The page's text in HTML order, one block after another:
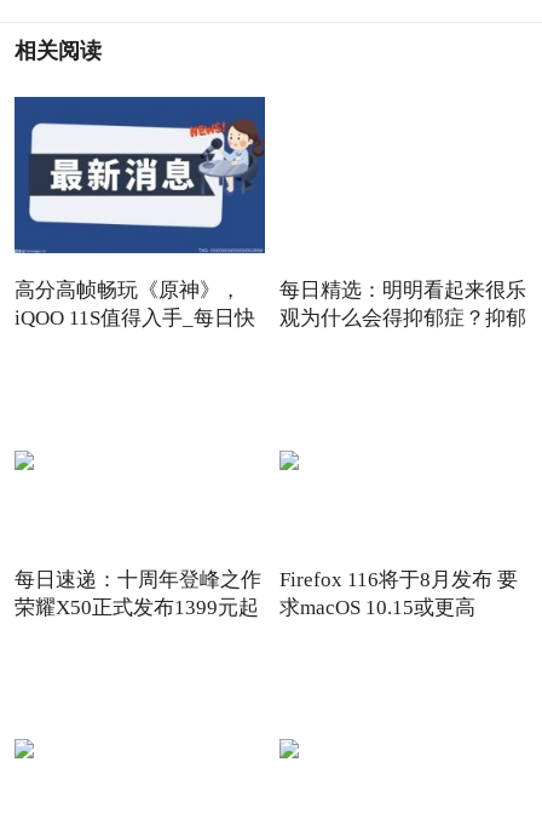
相关阅读
高分高帧畅玩《原神》，
iQOO 11S值得入手_每日快
每日精选：明明看起来很乐
观为什么会得抑郁症？抑郁
每日速递：十周年登峰之作
荣耀X50正式发布1399元起
Firefox 116将于8月发布 要
求macOS 10.15或更高